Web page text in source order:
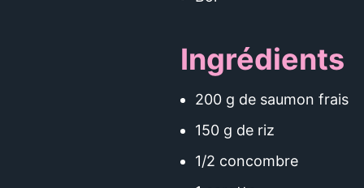
Ingrédients
200 g de saumon frais
150 g de riz
1/2 concombre